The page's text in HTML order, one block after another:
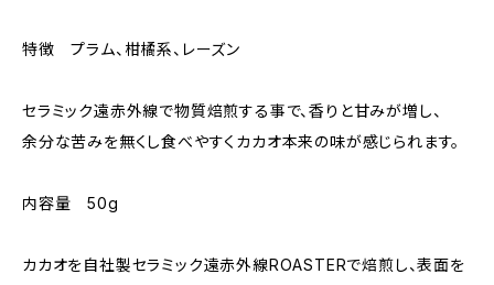
特徴 プラム、柑橘系、レーズン
セラミック遠赤外線で物質焙煎する事で、香りと甘みが増し、
余分な苦みを無くし食べやすくカカオ本来の味が感じられます。
内容量 50g
カカオを自社製セラミック遠赤外線ROASTERで焙煎し、表面を